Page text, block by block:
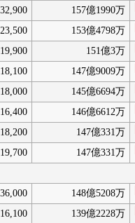
32,900 157億1990万
23,500 153億4798万
19,900 151億3万
18,100 147億9009万
18,000 145億6694万
16,400 146億6612万
18,200 147億331万
19,700 147億331万
36,000 148億5208万
16,100 139億2228万